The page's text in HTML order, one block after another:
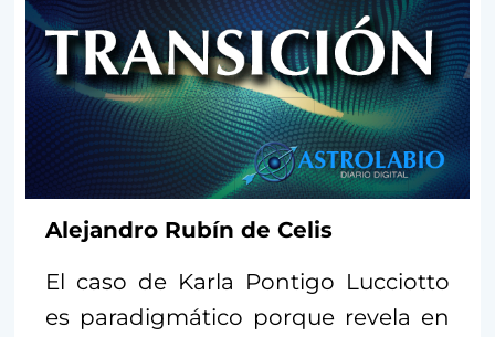
Alejandro Rubín de Celis
El caso de Karla Pontigo Lucciotto
es paradigmático porque revela en